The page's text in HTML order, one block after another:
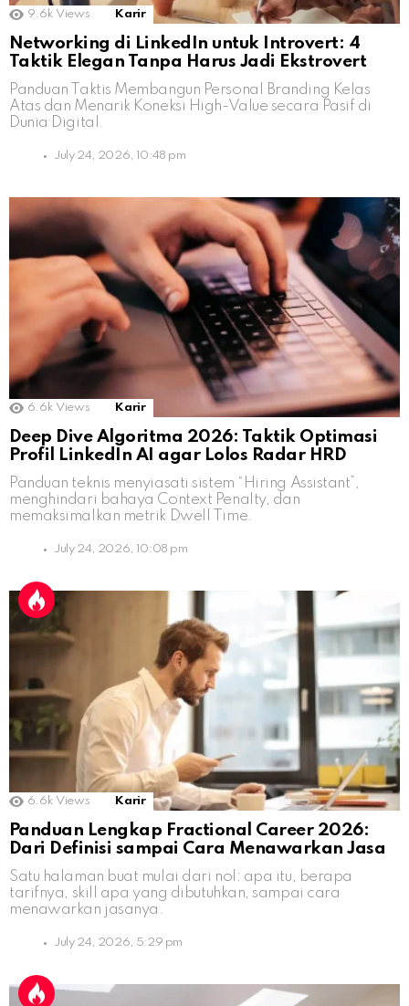
9.6k Views Karir
Networking di LinkedIn untuk Introvert: 4
Taktik Elegan Tanpa Harus Jadi Ekstrovert
Panduan Taktis Membangun Personal Branding Kelas
Atas dan Menarik Koneksi High-Value secara Pasif di
Dunia Digital.
July 24, 2026, 10:48 pm
6.6k Views Karir
Deep Dive Algoritma 2026: Taktik Optimasi
Profil LinkedIn AI agar Lolos Radar HRD
Panduan teknis menyiasati sistem “Hiring Assistant”,
menghindari bahaya Context Penalty, dan
memaksimalkan metrik Dwell Time.
July 24, 2026, 10:08 pm
6.6k Views Karir
Panduan Lengkap Fractional Career 2026:
Dari Definisi sampai Cara Menawarkan Jasa
Satu halaman buat mulai dari nol: apa itu, berapa
tarifnya, skill apa yang dibutuhkan, sampai cara
menawarkan jasanya.
July 24, 2026, 5:29 pm